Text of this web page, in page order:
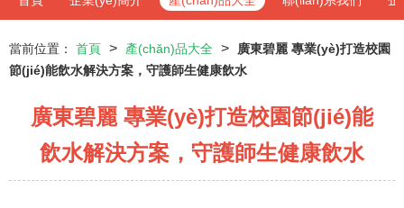
當前位置： 首頁 > 產(chǎn)品大全 >
廣東碧麗 專業(yè)打造校園
節(jié)能飲水解決方案，守護師生健康飲水
廣東碧麗 專業(yè)打造校園節(jié)能
飲水解決方案，守護師生健康飲水